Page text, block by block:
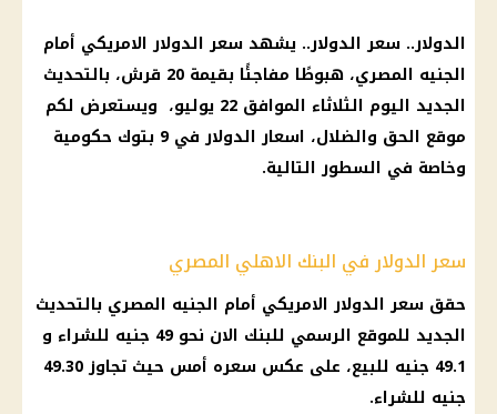
الدولار.. سعر الدولار.. يشهد سعر الدولار الامريكي أمام
الجنيه المصري، هبوطًا مفاجئًا بقيمة 20 قرش، بالتحديث
الجديد اليوم الثلاثاء الموافق 22 يوليو، ويستعرض لكم
موقع الحق والضلال، اسعار الدولار في 9 بتوك حكومية
وخاصة في السطور التالية.
سعر الدولار في البنك الاهلي المصري
حقق سعر الدولار الامريكي أمام الجنيه المصري بالتحديث
الجديد للموقع الرسمي للبنك الان نحو 49 جنيه للشراء و
49.1 جنيه للبيع، على عكس سعره أمس حيث تجاوز 49.30
جنيه للشراء.